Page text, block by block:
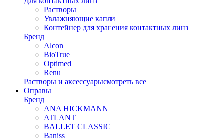
Растворы
Увлажняющие капли
Контейнер для хранения контактных линз
Бренд
Alcon
BioTrue
Optimed
Renu
Растворы и аксессуарысмотреть все
Оправы
Бренд
ANA HICKMANN
ATLANT
BALLET CLASSIC
Baniss